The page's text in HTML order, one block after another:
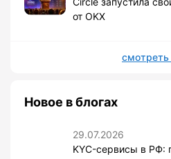
от OKX
смотреть
Новое в блогах
29.07.2026
KYC-сервисы в РФ: